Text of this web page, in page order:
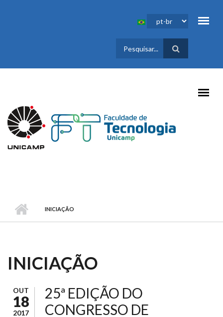
FORMULÁRIO
DE BUSCA
INICIAÇÃO
INICIAÇÃO
OUT
18
2017
25ª EDIÇÃO DO
CONGRESSO DE